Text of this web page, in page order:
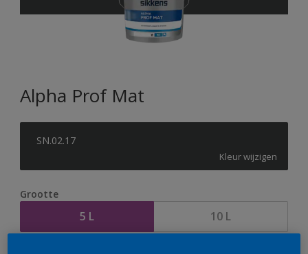
Alpha Prof Mat
SN.02.17
Kleur wijzigen
Grootte
5 L 10 L